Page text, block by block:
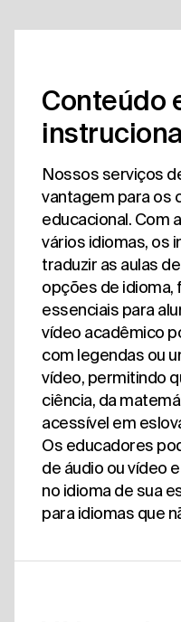
Conteúdo
Nossos serviços
vantagem para os
educacional. Com
vários idiomas, os
traduzir as aulas
opções de
essenciais para
vídeo acadêmico
com legendas ou
vídeo, permitindo
ciência, da
acessível em
Os educadores
de áudio ou vídeo
no idioma de sua
para idiomas que